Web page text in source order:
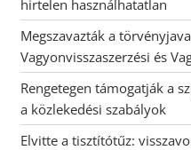
hirtelen használhatatlan
Megszavazták a
Vagyonvisszaszerzési és
Rengetegen támogatják a
a közlekedési szabályok
Elvitte a tisztítótűz: